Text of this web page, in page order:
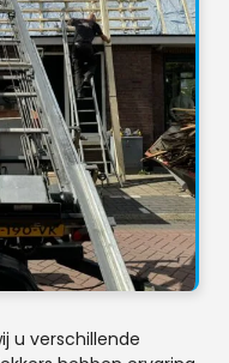
u verschillende